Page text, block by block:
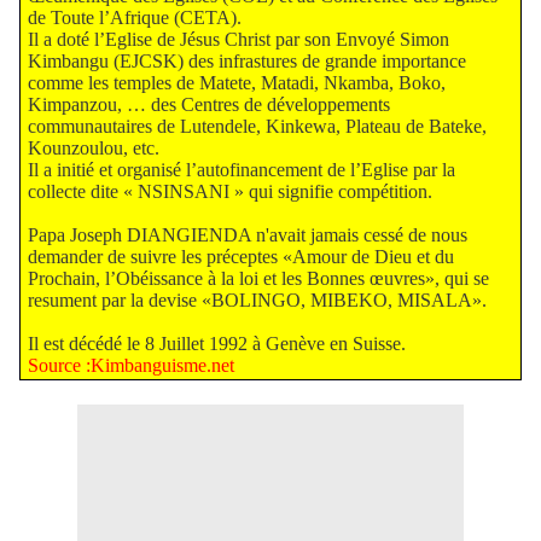
de Toute l’Afrique (CETA).
Il a doté l’Eglise de Jésus Christ par son Envoyé Simon
Kimbangu (EJCSK) des infrastures de grande importance
comme les temples de Matete, Matadi, Nkamba, Boko,
Kimpanzou, … des Centres de développements
communautaires de Lutendele, Kinkewa, Plateau de Bateke,
Kounzoulou, etc.
Il a initié et organisé l’autofinancement de l’Eglise par la
collecte dite « NSINSANI » qui signifie compétition.
Papa Joseph DIANGIENDA n'avait jamais cessé de nous
demander de suivre les préceptes «Amour de Dieu et du
Prochain, l’Obéissance à la loi et les Bonnes œuvres», qui se
resument par la devise «BOLINGO, MIBEKO, MISALA».
Il est décédé le 8 Juillet 1992 à Genève en Suisse.
Source :Kimbanguisme.net